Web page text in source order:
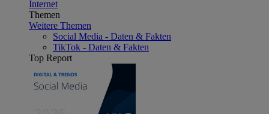
Internet
Themen
Weitere Themen
Social Media - Daten & Fakten
TikTok - Daten & Fakten
Top Report